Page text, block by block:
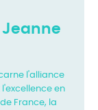
Jeanne
l'alliance
en
France, la